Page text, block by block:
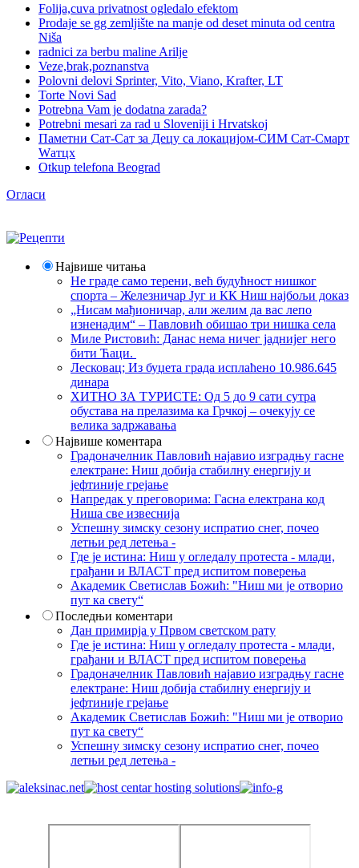
Folija,cuva privatnost ogledalo efektom
Prodaje se gg zemljište na manje od deset minuta od centra
Niša
radnici za berbu maline Arilje
Veze,brak,poznanstva
Polovni delovi Sprinter, Vito, Viano, Krafter, LT
Torte Novi Sad
Potrebna Vam je dodatna zarada?
Potrebni mesari za rad u Sloveniji i Hrvatskoj
Паметни Сат-Сат за Децу са локацијом-СИМ Сат-Смарт
Wатцх
Otkup telefona Beograd
Огласи
Највише читања
Не граде само терени, већ будућност нишког
спорта – Железничар Југ и КК Ниш најбољи доказ
„Нисам мађионичар, али желим да вас лепо
изненадим“ – Павловић обишао три нишка села
Миле Ристовић: Данас нема ничег јаднијег него
бити Ћаци.
Лесковац; Из буџета града исплаћено 10.986.645
динара
ХИТНО ЗА ТУРИСТЕ: Од 5 до 9 сати сутра
обустава на прелазима ка Грчкој – очекују се
велика задржавања
Највише коментара
Градоначелник Павловић најавио изградњу гасне
електране: Ниш добија стабилну енергију и
јефтиније грејање
Напредак у преговорима: Гасна електрана код
Ниша све извеснија
Успешну зимску сезону испратио снег, почео
летњи ред летења -
Где је истина: Ниш у огледалу протеста - млади,
грађани и ВЛАСТ пред испитом поверења
Академик Светислав Божић: "Ниш ми је отворио
пут ка свету“
Последњи коментари
Дан примирја у Првом светском рату
Где је истина: Ниш у огледалу протеста - млади,
грађани и ВЛАСТ пред испитом поверења
Градоначелник Павловић најавио изградњу гасне
електране: Ниш добија стабилну енергију и
јефтиније грејање
Академик Светислав Божић: "Ниш ми је отворио
пут ка свету“
Успешну зимску сезону испратио снег, почео
летњи ред летења -